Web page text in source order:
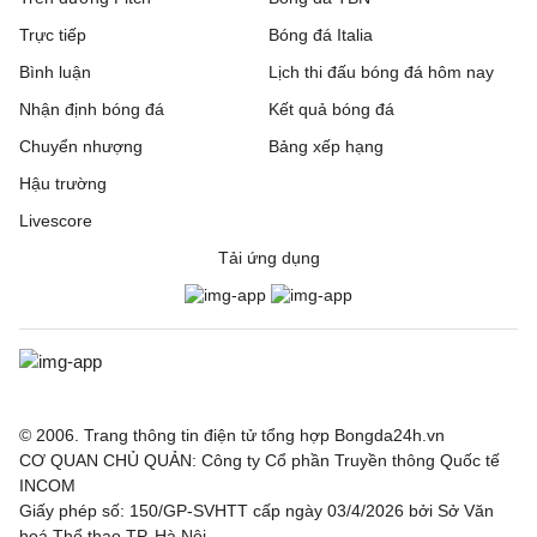
Trực tiếp
Bóng đá Italia
Bình luận
Nhận định bóng đá
Chuyển nhượng
Hậu trường
Livescore
Lịch thi đấu bóng đá hôm nay
Kết quả bóng đá
Bảng xếp hạng
Tải ứng dụng
© 2006. Trang thông tin điện tử tổng hợp Bongda24h.vn
CƠ QUAN CHỦ QUẢN: Công ty Cổ phần Truyền thông Quốc tế
INCOM
Giấy phép số: 150/GP-SVHTT cấp ngày 03/4/2026 bởi Sở Văn